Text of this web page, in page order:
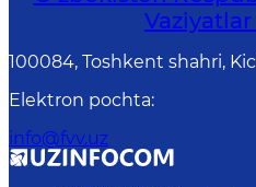
100084, Toshkent shahri,
Elektron pochta:
info@fvv.uz